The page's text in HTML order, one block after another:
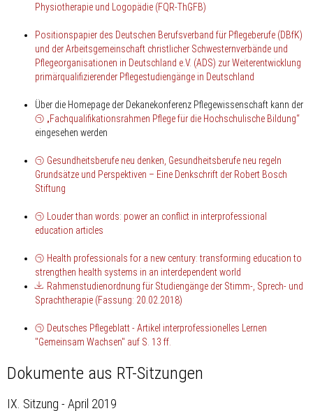
Physiotherapie und Logopädie (FQR-ThGFB)
Positionspapier des Deutschen Berufsverband für Pflegeberufe (DBfK)
und der Arbeitsgemeinschaft christlicher Schwesternverbände und
Pflegeorganisationen in Deutschland e.V. (ADS) zur Weiterentwicklung
primärqualifizierender Pflegestudiengänge in Deutschland
Über die Homepage der Dekanekonferenz Pflegewissenschaft kann der
„Fachqualifikationsrahmen Pflege für die Hochschulische Bildung“
eingesehen werden
Gesundheitsberufe neu denken, Gesundheitsberufe neu regeln
Grundsätze und Perspektiven – Eine Denkschrift der Robert Bosch
Stiftung
Louder than words: power an conflict in interprofessional
education articles
Health professionals for a new century: transforming education to
strengthen health systems in an interdependent world
Rahmenstudienordnung für Studiengänge der Stimm-, Sprech- und
Sprachtherapie (Fassung: 20.02.2018)
Deutsches Pflegeblatt - Artikel interprofessionelles Lernen
"Gemeinsam Wachsen" auf S. 13 ff.
Dokumente aus RT-Sitzungen
IX. Sitzung - April 2019